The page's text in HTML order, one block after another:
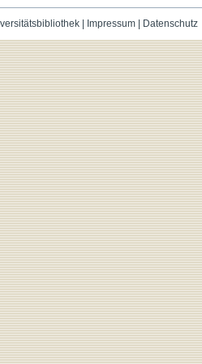
| Impressum| Datenschutz